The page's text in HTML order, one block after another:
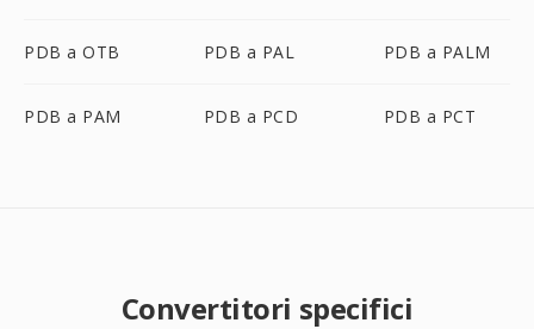
PDB a OTB PDB a PAL PDB a PALM
PDB a PAM PDB a PCD PDB a PCT
Convertitori specifici